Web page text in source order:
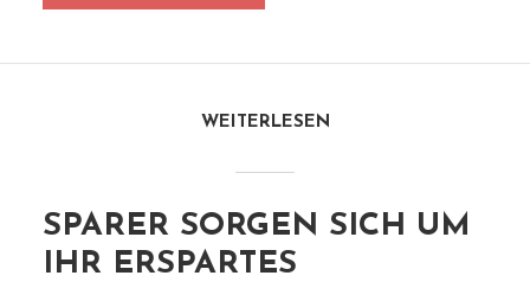
WEITERLESEN
SPARER SORGEN SICH UM
IHR ERSPARTES